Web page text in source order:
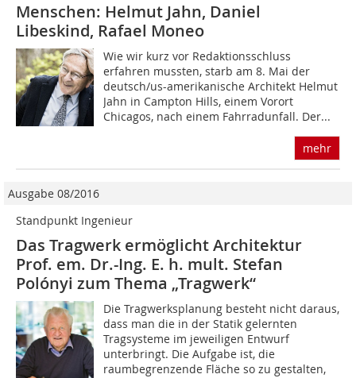
Menschen: Helmut Jahn, Daniel
Libeskind, Rafael Moneo
Wie wir kurz vor Redaktionsschluss
erfahren mussten, starb am 8. Mai der
deutsch/us-amerikanische Architekt Helmut
Jahn in Campton Hills, einem Vorort
Chicagos, nach einem Fahrradunfall. Der...
mehr
Ausgabe 08/2016
Standpunkt Ingenieur
Das Tragwerk ermöglicht Architektur
Prof. em. Dr.-Ing. E. h. mult. Stefan
Polónyi zum Thema „Tragwerk“
Die Tragwerksplanung besteht nicht daraus,
dass man die in der Statik gelernten
Tragsysteme im jeweiligen Entwurf
unterbringt. Die Aufgabe ist, die
raumbegrenzende Fläche so zu gestalten,